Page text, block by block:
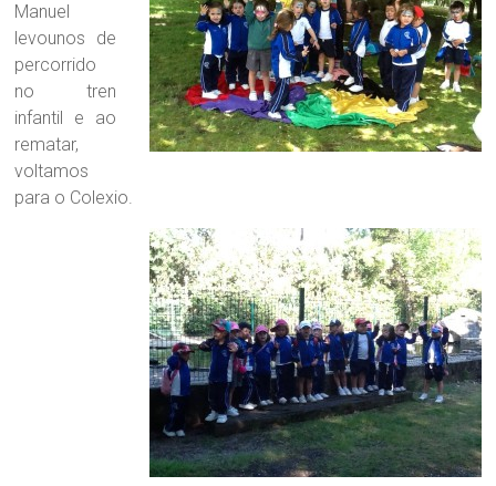
Manuel
levounos de
percorrido
no tren
infantil e ao
rematar,
voltamos
para o Colexio.